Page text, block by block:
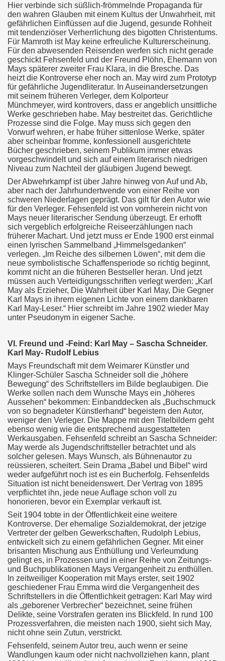
Hier verbinde sich süßlich-frömmelnde Propaganda für
den wahren Glauben mit einem Kultus der Unwahrheit, mit
gefährlichen Einflüssen auf die Jugend, gesunde Rohheit
mit tendenziöser Verherrlichung des bigotten Christentums.
Für Mamroth ist May keine erfreuliche Kulturerscheinung.
Für den abwesenden Reisenden werfen sich nicht gerade
geschickt Fehsenfeld und der Freund Plöhn, Ehemann von
Mays späterer zweiter Frau Klara, in die Bresche. Das
heizt die Kontroverse eher noch an. May wird zum Prototyp
für gefährliche Jugendliteratur. In Auseinandersetzungen
mit seinem früheren Verleger, dem Kolporteur
Münchmeyer, wird kontrovers, dass er angeblich unsittliche
Werke geschrieben habe. May bestreitet das. Gerichtliche
Prozesse sind die Folge. May muss sich gegen den
Vorwurf wehren, er habe früher sittenlose Werke, später
aber scheinbar fromme, konfessionell ausgerichtete
Bücher geschrieben, seinem Publikum immer etwas
vorgeschwindelt und sich auf einem literarisch niedrigen
Niveau zum Nachteil der gläubigen Jugend bewegt.
Der Abwehrkampf ist über Jahre hinweg von Auf und Ab,
aber nach der Jahrhundertwende von einer Reihe von
schweren Niederlagen geprägt. Das gilt für den Autor wie
für den Verleger. Fehsenfeld ist von vornherein nicht von
Mays neuer literarischer Sendung überzeugt. Er erhofft
sich vergeblich erfolgreiche Reiseerzählungen nach
früherer Machart. Und jetzt muss er Ende 1900 erst einmal
einen lyrischen Sammelband „Himmelsgedanken“
verlegen. „Im Reiche des silbernen Löwen“, mit dem die
neue symbolistische Schaffensperiode so richtig beginnt,
kommt nicht an die früheren Bestseller heran. Und jetzt
müssen auch Verteidigungsschriften verlegt werden: „Karl
May als Erzieher, Die Wahrheit über Karl May, Die Gegner
Karl Mays in ihrem eigenen Lichte von einem dankbaren
Karl May-Leser.“ Hier schreibt im Jahre 1902 wieder May
unter Pseudonym in eigener Sache.
VI. Freund und -Feind: Karl May – Sascha Schneider.
Karl May- Rudolf Lebius
Mays Freundschaft mit dem Weimarer Künstler und
Klinger-Schüler Sascha Schneider soll die „höhere
Bewegung“ des Schriftstellers im Bilde beglaubigen. Die
Werke sollen nach dem Wunsche Mays ein „höheres
Aussehen“ bekommen: Einbanddecken als „Buchschmuck
von so begnadeter Künstlerhand“ begeistern den Autor,
weniger den Verleger. Die Mappe mit den Titelbildern geht
ebenso wenig wie die entsprechend ausgestatteten
Werkausgaben. Fehsenfeld schreibt an Sascha Schneider:
May werde als Jugendschriftsteller betrachtet und als
solcher gelesen. Mays Wunsch, als Bühnenautor zu
reüssieren, scheitert. Sein Drama „Babel und Bibel“ wird
weder aufgeführt noch ist es ein Bucherfolg. Fehsenfelds
Situation ist nicht beneidenswert. Der Vertrag von 1895
verpflichtet ihn, jede neue Auflage schon voll zu
honorieren, bevor ein Exemplar verkauft ist.
Seit 1904 tobte in der Öffentlichkeit eine weitere
Kontroverse. Der ehemalige Sozialdemokrat, der jetzige
Vertreter der gelben Gewerkschaften, Rudolph Lebius,
entwickelt sich zu einem gefährlichen Gegner. Mit einer
brisanten Mischung aus Enthüllung und Verleumdung
gelingt es, in Prozessen und in einer Reihe von Zeitungs-
und Buchpublikationen Mays Vergangenheit zu enthüllen.
In zeitweiliger Kooperation mit Mays erster, seit 1902
geschiedener Frau Emma wird die Vergangenheit des
Schriftstellers in die Öffentlichkeit getragen: Karl May wird
als „geborener Verbrecher“ bezeichnet, seine frühen
Delikte, seine Vorstrafen geraten ins Blickfeld. In rund 100
Prozessverfahren, die meisten nach 1900, sieht sich May,
nicht ohne sein Zutun, verstrickt.
Fehsenfeld, seinem Autor treu, auch wenn er seine
Wandlungen kaum oder nicht nachvollziehen kann, plant